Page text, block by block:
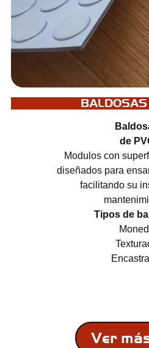
BALDOSAS
de
Modulos con
diseñados para
facilitando su
Tipos de
Ver